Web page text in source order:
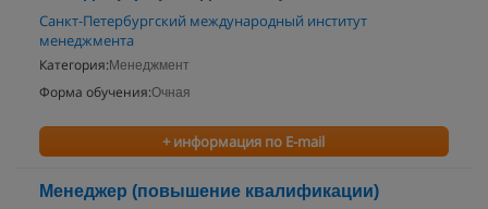
Санкт-Петербургский международный институт
менеджмента
Категория: Менеджмент
Форма обучения:Очная
+ информация по E-mail
Менеджер (повышение квалификации)